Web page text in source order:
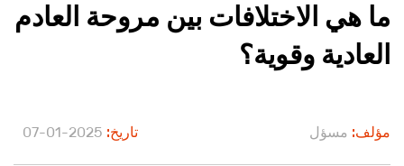
ما هي الاختلافات بين مروحة العادم
العادية وقوية؟
مؤلف: مسؤل تاريخ: 2025-01-07